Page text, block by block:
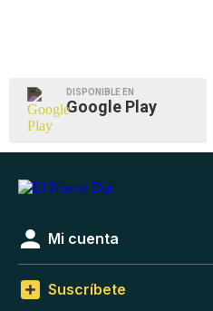
DISPONIBLE EN
Google Play
Mi cuenta
Suscríbete